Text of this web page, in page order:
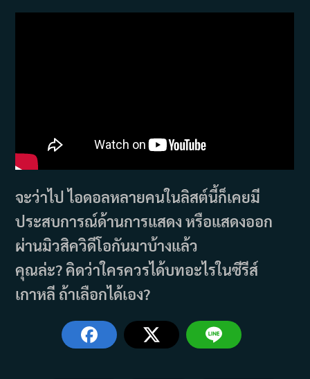
จะว่าไป ไอดอลหลายคนในลิสต์นี้ก็เคยมี
ประสบการณ์ด้านการแสดง หรือแสดงออก
ผ่านมิวสิควิดีโอกันมาบ้างแล้ว
คุณล่ะ? คิดว่าใครควรได้บทอะไรในซีรีส์
เกาหลี ถ้าเลือกได้เอง?